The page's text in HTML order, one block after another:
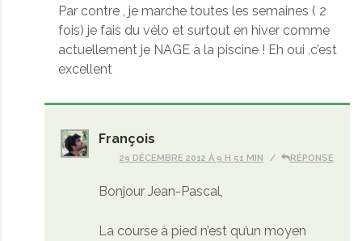
Par contre , je marche toutes les semaines ( 2
fois) je fais du vélo et surtout en hiver comme
actuellement je NAGE à la piscine ! Eh oui ,c’est
excellent
François
29 DÉCEMBRE 2012 À 9 H 51 MIN RÉPONSE
Bonjour Jean-Pascal,
La course à pied n’est qu’un moyen